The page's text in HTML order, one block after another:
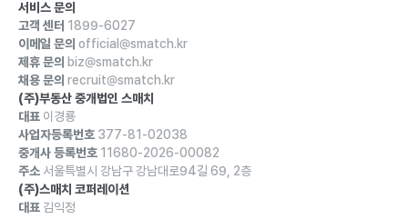
서비스 문의
고객 센터 1899-6027
이메일 문의 official@smatch.kr
제휴 문의 biz@smatch.kr
채용 문의 recruit@smatch.kr
(주)부동산 중개법인 스매치
대표 이경룡
사업자등록번호 377-81-02038
중개사 등록번호 11680-2026-00082
주소 서울특별시 강남구 강남대로94길 69, 2층
(주)스매치 코퍼레이션
대표 김익정